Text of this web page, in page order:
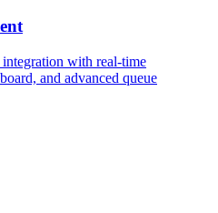
with real-time
and advanced queue